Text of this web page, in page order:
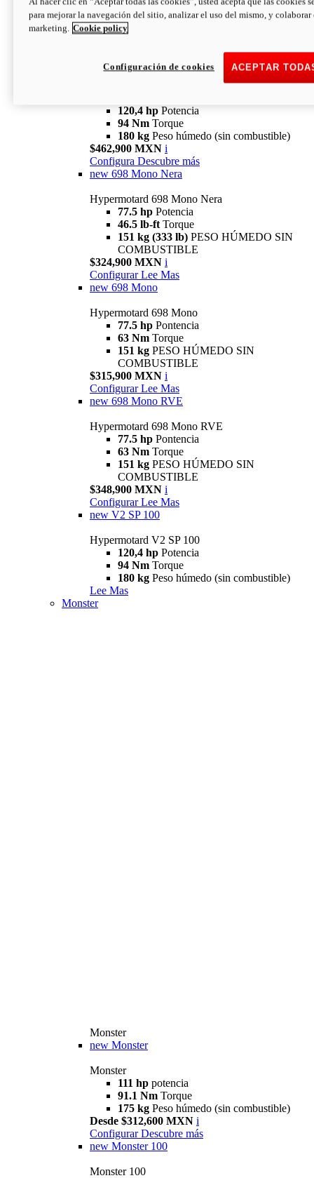
94 NmTorque
180 kgPESO HÚMEDO SIN
COMBUSTIBLE
newV2 SP
120,4 hp Potencia
94 Nm Torque
180 kg Peso húmedo (sin combustible)
$462,900 MXN i
Configura Descubre más
new 698 Mono Nera
Hypermotard 698 Mono Nera
77.5 hp Potencia
46.5 lb-ft Torque
151 kg (333 lb) PESO HÚMEDO SIN
COMBUSTIBLE
$324,900 MXN i
Configurar Lee Mas
new 698 Mono
Hypermotard 698 Mono
77.5 hp Pontencia
63 Nm Torque
151 kg PESO HÚMEDO SIN
COMBUSTIBLE
$315,900 MXN i
Configurar Lee Mas
new 698 Mono RVE
Hypermotard 698 Mono RVE
77.5 hp Pontencia
63 Nm Torque
151 kg PESO HÚMEDO SIN
COMBUSTIBLE
$348,900 MXN i
Configurar Lee Mas
new V2 SP 100
Hypermotard V2 SP 100
120,4 hp Potencia
94 Nm Torque
180 kg Peso húmedo (sin combustible)
Lee Mas
Monster
Monster
new Monster
Monster
111 hp potencia
91.1 Nm Torque
175 kg Peso húmedo (sin combustible)
Desde $312,600 MXN i
Configurar Descubre más
new Monster 100
Monster 100
para mejorar la navegación del sitio, analizar el uso del mismo, y colaborar
marketing. Cookie policy
ACEPTAR
Configuración de cookies